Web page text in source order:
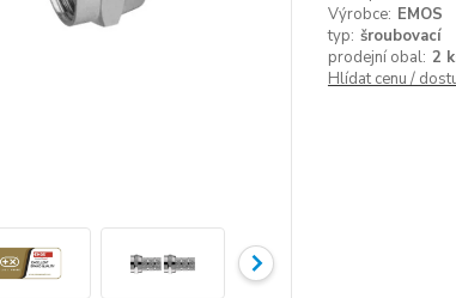
Výrobce: EMOS
typ: šroubovací
prodejní obal: 2
Hlídat cenu /